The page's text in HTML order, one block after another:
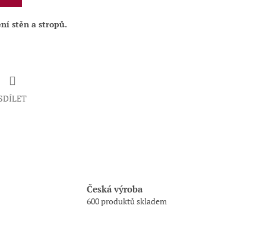
stěn a stropů.
Česká výroba
600 produktů skladem